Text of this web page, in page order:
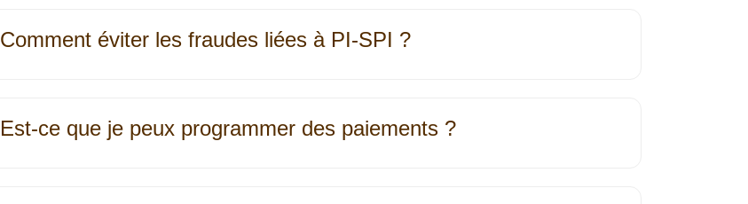
Comment éviter les fraudes liées à PI‐SPI ?
Est-ce que je peux programmer des paiements ?